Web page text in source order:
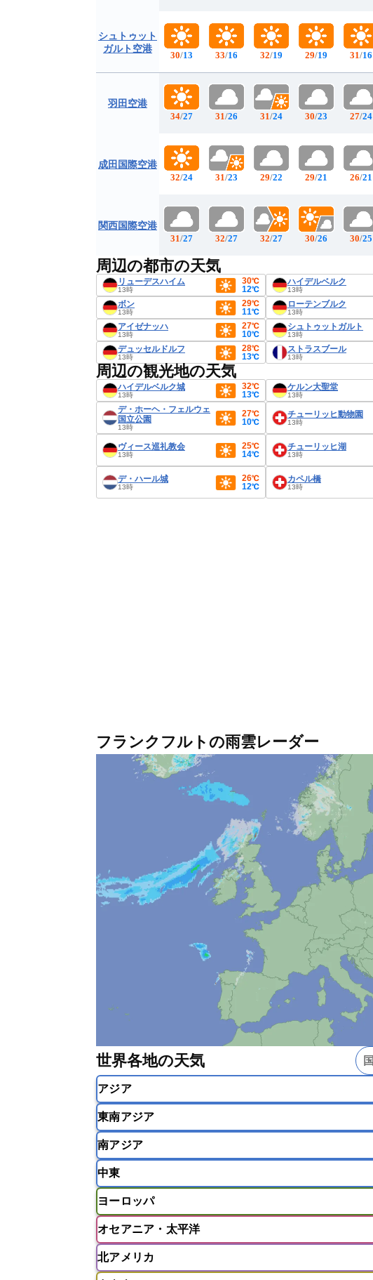
シュトゥット
ガルト空港
羽田空港
成田国際空港
関西国際空港
30/13
34/27
32/24
31/27
33/16
31/26
31/23
32/27
32/19
31/24
29/22
32/27
29/19
30/23
29/21
30/26
31/16
27/24
26/21
30/25
周辺の都市の天気
リューデスハイム
13時
30℃
12℃
ハイデルベルク
13時
ボン
13時
29℃
11℃
ローテンブルク
13時
アイゼナッハ
13時
27℃
10℃
シュトゥットガルト
13時
デュッセルドルフ
13時
28℃
13℃
ストラスブール
13時
周辺の観光地の天気
ハイデルベルク城
13時
32℃
13℃
ケルン大聖堂
13時
デ・ホーヘ・フェルウェ
国立公園
13時
27℃
10℃
チューリッヒ動物園
13時
ヴィース巡礼教会
13時
25℃
14℃
チューリッヒ湖
13時
デ・ハール城
13時
26℃
12℃
カペル橋
13時
フランクフルトの雨雲レーダー
世界各地の天気
アジア
韓国
東南アジア
インドネシア
南アジア
モルディブ
中東
アフガニスタン
ウズベキスタン
バーレーン
ヨルダン レバノン
ヨーロッパ
アイスランド
イギリス
オセアニア・太平洋
アメリカ領サモア
北アメリカ